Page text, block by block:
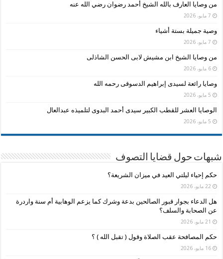
من وصايا العارف بالله الشيخ أحمد رضوان رضي الله عنه
7 مايو، 2026
وصية جميلة بستة أشياء
7 مايو، 2026
من وصايا الشيخ ابن مشيش لابى الحسن الشاذلى
6 مايو، 2026
وصايا رائعة لسيدى إبراهيم الدسوقى رحمه الله
5 مايو، 2026
الوصايا العشر للقطب الكبير سيدى أحمد البدوى لتلميذه عبدالعال
5 مايو، 2026
شبهات حول قضايا التصوف
حكم إحياء ليلتي العيد في ميزان الشريعة؟
22 مايو، 2026
هل الدعاء بجوار قبور الصالحين بدعة وشرك كما يزعم الوهابية أم سنة واردرة
عن الصحابة والسلف؟
21 مايو، 2026
حكم المصافحة عقب الصلاة وقول ( تقبل الله ) ؟
16 مايو، 2026